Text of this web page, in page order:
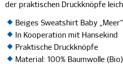
der praktischen Druckknöpfe
Beiges Sweatshirt Baby
In Kooperation mit Hansekind
Praktische Druckknöpfe
Material: 100% Baumwolle (Bio)